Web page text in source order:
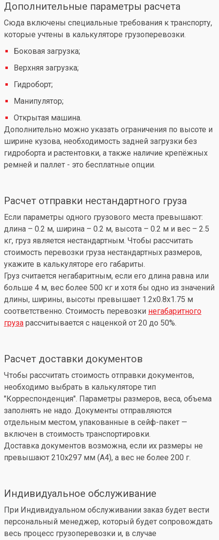
Дополнительные параметры расчета
Сюда включены специальные требования к транспорту,
которые учтены в калькуляторе грузоперевозки.
Боковая загрузка;
Верхняя загрузка;
Гидроборт;
Манипулятор;
Открытая машина.
Дополнительно можно указать ограничения по высоте и
ширине кузова, необходимость задней загрузки без
гидроборта и растентовки, а также наличие крепёжных
ремней и паллет - это бесплатные опции.
Расчет отправки нестандартного груза
Если параметры одного грузового места превышают:
длина – 0.2 м, ширина – 0.2 м, высота – 0.2 м и вес – 2.5
кг, груз является нестандартным. Чтобы рассчитать
стоимость перевозки груза нестандартных размеров,
укажите в калькуляторе его габариты.
Груз считается негабаритным, если его длина равна или
больше 4 м, вес более 500 кг и хотя бы одно из значений
длины, ширины, высоты превышает 1.2x0.8x1.75 м
соответственно. Стоимость перевозки негабаритного
груза рассчитывается с наценкой от 20 до 50%.
Расчет доставки документов
Чтобы рассчитать стоимость отправки документов,
необходимо выбрать в калькуляторе тип
"Корреспонденция". Параметры размеров, веса, объема
заполнять не надо. Документы отправляются
отдельным местом, упакованные в сейф-пакет —
включен в стоимость транспортировки.
Доставка документов возможна, если их размеры не
превышают 210x297 мм (А4), а вес не более 200 г.
Индивидуальное обслуживание
При Индивидуальном обслуживании заказ будет вести
персональный менеджер, который будет сопровождать
весь процесс грузоперевозки и, в случае